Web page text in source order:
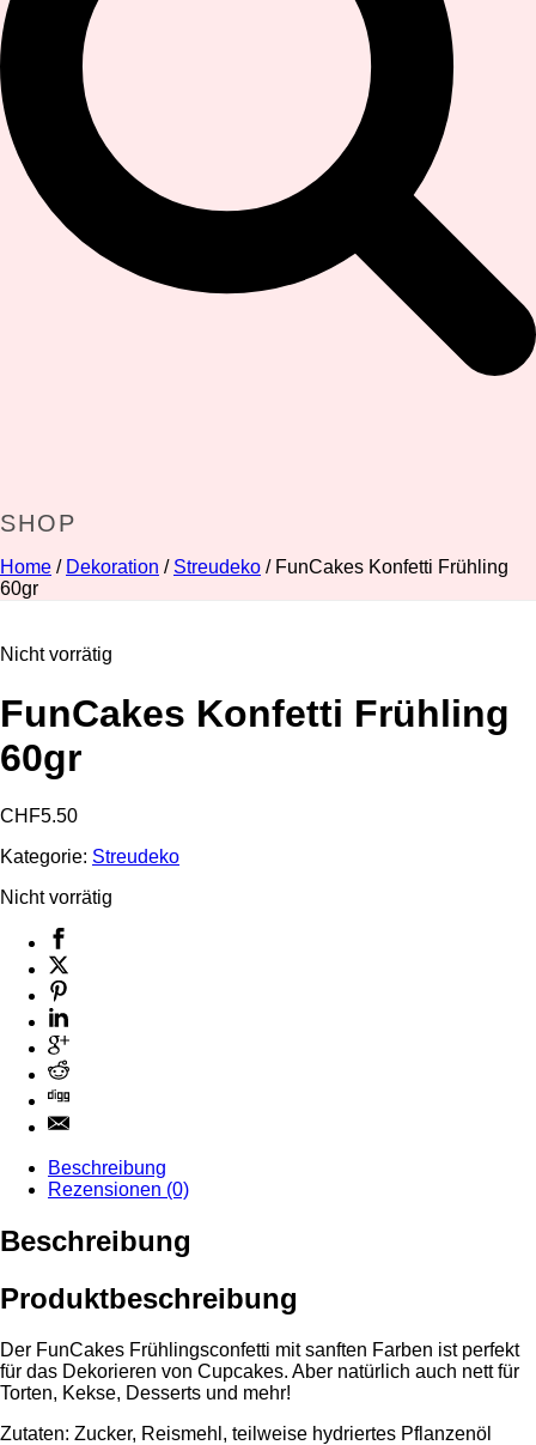
SHOP
Home / Dekoration / Streudeko / FunCakes Konfetti Frühling
60gr
Nicht vorrätig
FunCakes Konfetti Frühling
60gr
CHF5.50
Kategorie: Streudeko
Nicht vorrätig
Beschreibung
Rezensionen (0)
Beschreibung
Produktbeschreibung
Der FunCakes Frühlingsconfetti mit sanften Farben ist perfekt
für das Dekorieren von Cupcakes. Aber natürlich auch nett für
Torten, Kekse, Desserts und mehr!
Zutaten: Zucker, Reismehl, teilweise hydriertes Pflanzenöl